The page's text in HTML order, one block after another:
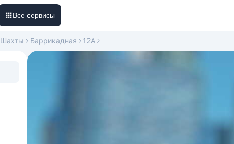
Все сервисы
Шахты Баррикадная 12А